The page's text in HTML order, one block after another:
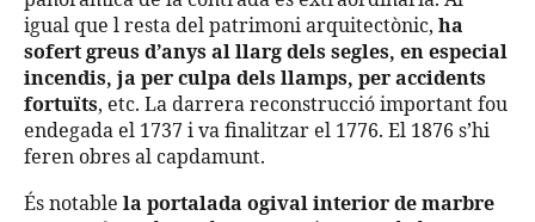
igual que l resta del patrimoni arquitectònic, ha
sofert greus d’anys al llarg dels segles, en especial
incendis, ja per culpa dels llamps, per accidents
fortuïts, etc. La darrera reconstrucció important fou
endegada el 1737 i va finalitzar el 1776. El 1876 s’hi
feren obres al capdamunt.
És notable la portalada ogival interior de marbre